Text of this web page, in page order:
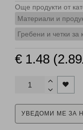
Още продукти от
Материали и
Гребени и четки за
€ 1.48
УВЕДОМИ МЕ ЗА